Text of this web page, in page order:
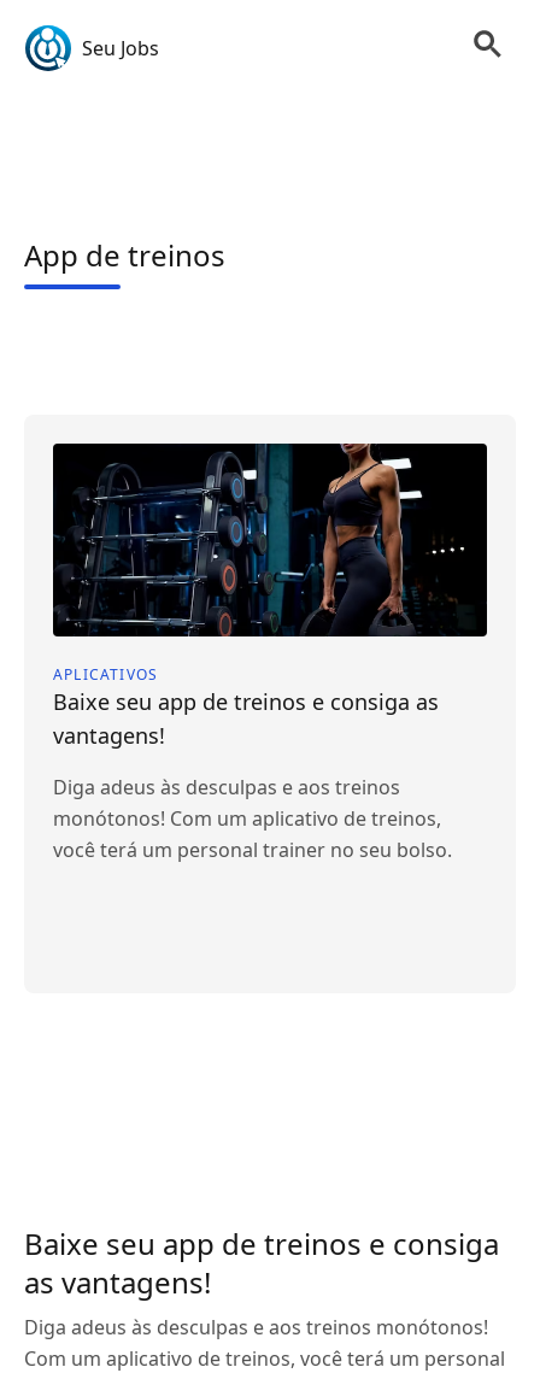
Seu Jobs
App de treinos
APLICATIVOS
Baixe seu app de treinos e consiga as
vantagens!
Diga adeus às desculpas e aos treinos
monótonos! Com um aplicativo de treinos,
você terá um personal trainer no seu bolso.
Baixe seu app de treinos e consiga
as vantagens!
Diga adeus às desculpas e aos treinos monótonos!
Com um aplicativo de treinos, você terá um personal